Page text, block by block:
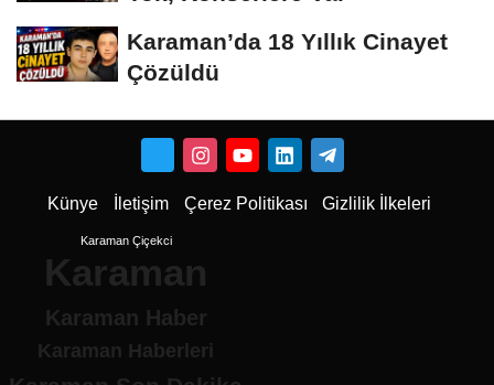
Karaman’da 18 Yıllık Cinayet
Çözüldü
Künye İletişim Çerez Politikası Gizlilik İlkeleri
Karaman Çiçekci
Karaman
Karaman Haber
Karaman Haberleri